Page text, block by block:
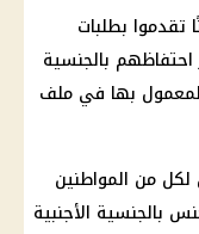
لينظم موقف 21 مواطنًا تقدموا بطلبات
بالجنسية
بها في ملف
لكل من المواطنين
بالجنسية الأجنبية